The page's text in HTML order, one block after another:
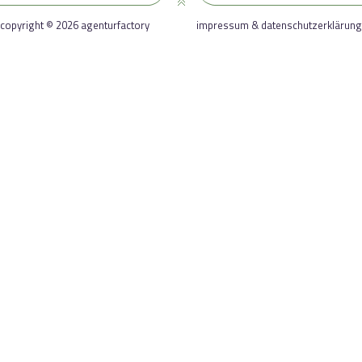
copyright © 2026 agenturfactory impressum & datenschutzerklärung